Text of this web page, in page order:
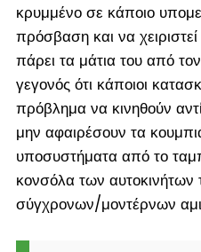
κρυμμένο σε κάποιο
πρόσβαση και να
πάρει τα μάτια του από
γεγονός ότι κάποιοι
πρόβλημα να κινηθούν
μην αφαιρέσουν τα
υποσυστήματα από το
κονσόλα των
σύγχρονων/μοντέρνων